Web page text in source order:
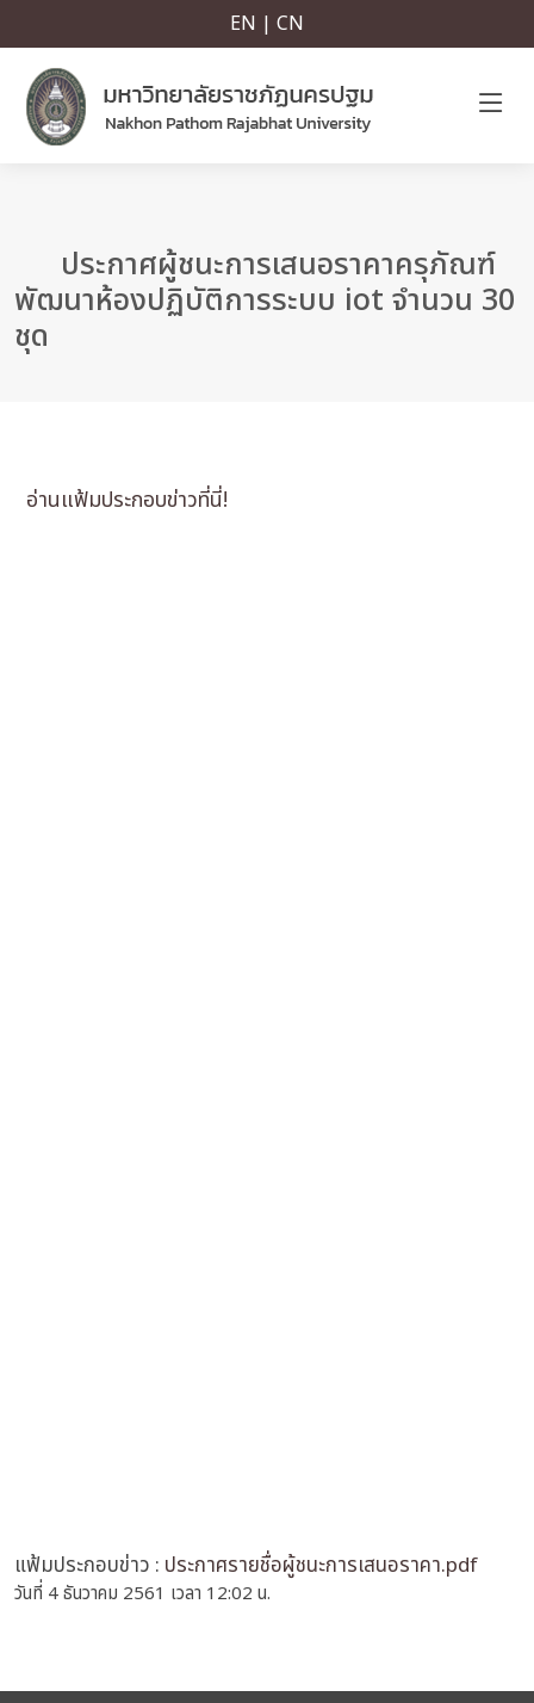
EN | CN
ประกาศผู้ชนะการเสนอราคาครุภัณฑ์
พัฒนาห้องปฏิบัติการระบบ iot จำนวน 30
ชุด
อ่านแฟ้มประกอบข่าวที่นี่!
แฟ้มประกอบข่าว : ประกาศรายชื่อผู้ชนะการเสนอราคา.pdf
วันที่ 4 ธันวาคม 2561 เวลา 12:02 น.